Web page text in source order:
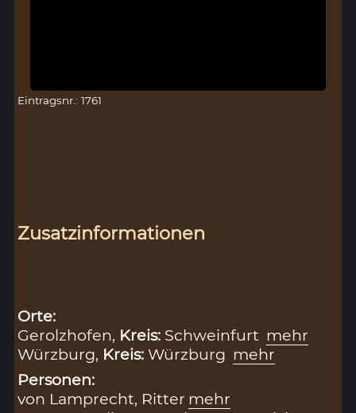
Eintragsnr.: 1761
Zusatzinformationen
Orte:
Gerolzhofen, Kreis: Schweinfurt mehr
Würzburg, Kreis:Würzburg mehr
Personen:
von Lamprecht, Ritter mehr